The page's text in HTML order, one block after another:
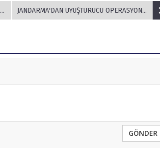
JANDARMA'DAN UYUŞTURUCU OPERASYONU: 10 GÖZALTI
GÖNDER